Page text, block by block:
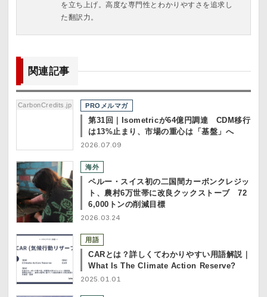
を立ち上げ。高度な専門性とわかりやすさを追求し
た翻訳力。
関連記事
CarbonCredits.jp PROメルマガ
第31回｜Isometricが64億円調達 CDM移行
は13%止まり、市場の重心は「基盤」へ
2026.07.09
海外
ペルー・スイス初の二国間カーボンクレジッ
ト、農村6万世帯に改良クックストーブ 72
6,000トンの削減目標
2026.03.24
用語
CARとは？詳しくてわかりやすい用語解説｜
What Is The Climate Action Reserve?
2025.01.01